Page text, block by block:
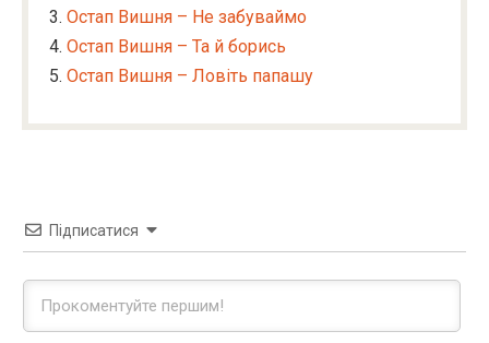
Остап Вишня – Не забуваймо
Остап Вишня – Та й борись
Остап Вишня – Ловіть папашу
Підписатися